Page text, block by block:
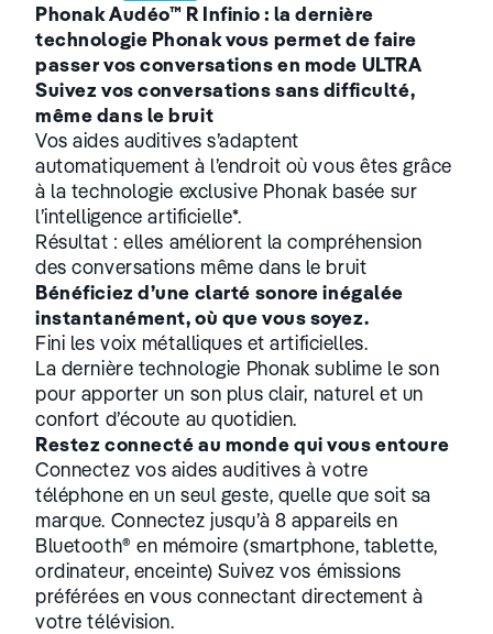
Phonak Audéo™ R Infinio : la dernière
technologie Phonak vous permet de faire
passer vos conversations en mode ULTRA
Suivez vos conversations sans difficulté,
même dans le bruit
Vos aides auditives s’adaptent
automatiquement à l’endroit où vous êtes grâce
à la technologie exclusive Phonak basée sur
l’intelligence artificielle*.
Résultat : elles améliorent la compréhension
des conversations même dans le bruit
Bénéficiez d’une clarté sonore inégalée
instantanément, où que vous soyez.
Fini les voix métalliques et artificielles.
La dernière technologie Phonak sublime le son
pour apporter un son plus clair, naturel et un
confort d’écoute au quotidien.
Restez connecté au monde qui vous entoure
Connectez vos aides auditives à votre
téléphone en un seul geste, quelle que soit sa
marque. Connectez jusqu’à 8 appareils en
Bluetooth® en mémoire (smartphone, tablette,
ordinateur, enceinte) Suivez vos émissions
préférées en vous connectant directement à
votre télévision.